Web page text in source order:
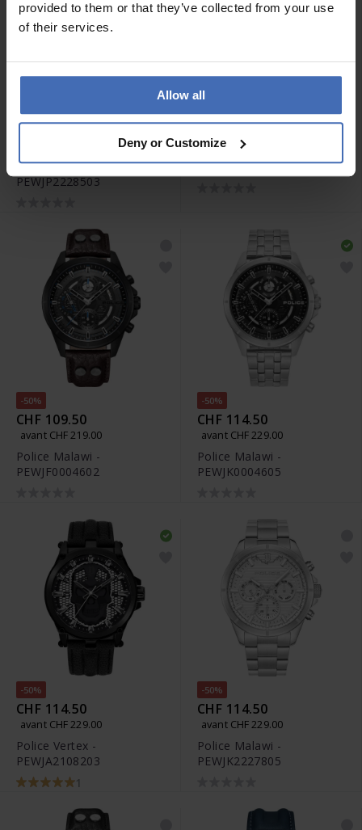
provided to them or that they’ve collected from your use
of their services.
Allow all
Deny or Customize
-50%
CHF 129.50
Police Rotor -
PEWJP2228503
CHF 379.00
Police Skeletor -
PEWJR0005905
-50%
CHF 109.50
avant CHF 219.00
Police Malawi -
PEWJF0004602
-50%
CHF 114.50
avant CHF 229.00
Police Malawi -
PEWJK0004605
-50%
CHF 114.50
avant CHF 229.00
Police Vertex -
PEWJA2108203
1
-50%
CHF 114.50
avant CHF 229.00
Police Malawi -
PEWJK2227805